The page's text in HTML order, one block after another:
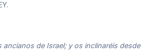
ancianos de Israel; y os inclinaréis desde